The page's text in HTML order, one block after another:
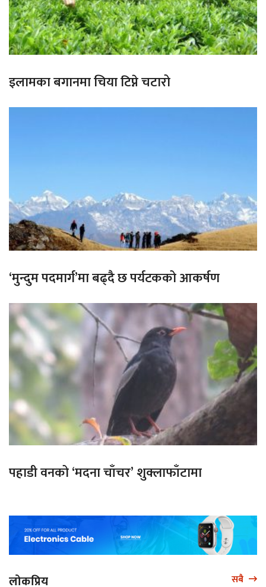
इलामका बगानमा चिया टिप्ने चटारो
‘मुन्दुम पदमार्ग’मा बढ्दै छ पर्यटकको आकर्षण
पहाडी वनको ‘मदना चाँचर’ शुक्लाफाँटामा
लोकप्रिय सबै